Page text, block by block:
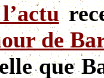
de
que